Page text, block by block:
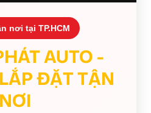
nơi tại TP.HCM
AUTO -
ĐẶT TẬN
NƠI